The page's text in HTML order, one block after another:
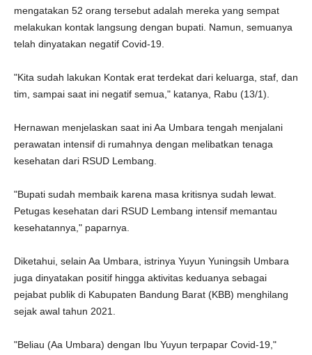
mengatakan 52 orang tersebut adalah mereka yang sempat
melakukan kontak langsung dengan bupati. Namun, semuanya
telah dinyatakan negatif Covid-19.
"Kita sudah lakukan Kontak erat terdekat dari keluarga, staf, dan
tim, sampai saat ini negatif semua," katanya, Rabu (13/1).
Hernawan menjelaskan saat ini Aa Umbara tengah menjalani
perawatan intensif di rumahnya dengan melibatkan tenaga
kesehatan dari RSUD Lembang.
"Bupati sudah membaik karena masa kritisnya sudah lewat.
Petugas kesehatan dari RSUD Lembang intensif memantau
kesehatannya," paparnya.
Diketahui, selain Aa Umbara, istrinya Yuyun Yuningsih Umbara
juga dinyatakan positif hingga aktivitas keduanya sebagai
pejabat publik di Kabupaten Bandung Barat (KBB) menghilang
sejak awal tahun 2021.
"Beliau (Aa Umbara) dengan Ibu Yuyun terpapar Covid-19,"